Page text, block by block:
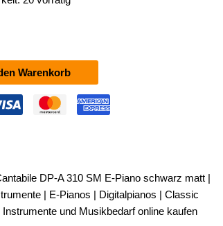
Warenkorb
DP-A 310 SM E-Piano schwarz matt |
| E-Pianos | Digitalpianos | Classic
Instrumente und Musikbedarf online kaufen